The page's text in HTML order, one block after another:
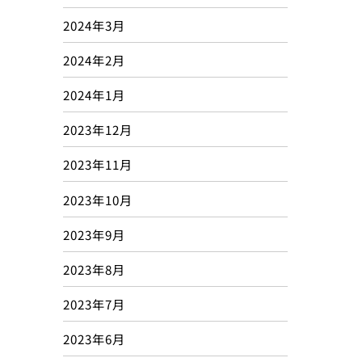
2024年3月
2024年2月
2024年1月
2023年12月
2023年11月
2023年10月
2023年9月
2023年8月
2023年7月
2023年6月